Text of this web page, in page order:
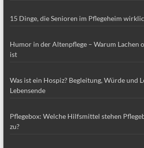
15 Dinge, die Senioren im Pflegeheim
Humor in der Altenpflege – Warum Lachen
ist
Was ist ein Hospiz? Begleitung, Würde und
Lebensende
Pflegebox: Welche Hilfsmittel stehen
zu?